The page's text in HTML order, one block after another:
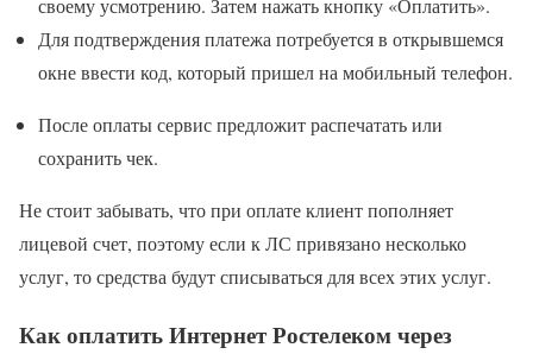
своему усмотрению. Затем нажать кнопку «Оплатить».
Для подтверждения платежа потребуется в открывшемся
окне ввести код, который пришел на мобильный телефон.
После оплаты сервис предложит распечатать или
сохранить чек.
Не стоит забывать, что при оплате клиент пополняет
лицевой счет, поэтому если к ЛС привязано несколько
услуг, то средства будут списываться для всех этих услуг.
Как оплатить Интернет Ростелеком через